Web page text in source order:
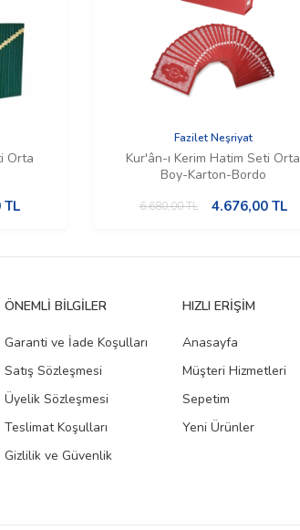
Orta
TL
Fazilet Neşriyat
Kur'ân-ı Kerim Hatim Seti Orta
Boy-Karton-Bordo
6.680,00TL 4.676,00TL
ÖNEMLI BILGILER
Garanti ve İade Koşulları
Satış Sözleşmesi
Üyelik Sözleşmesi
Teslimat Koşulları
Gizlilik ve Güvenlik
HIZLI ERIŞIM
Anasayfa
Müşteri Hizmetleri
Sepetim
Yeni Ürünler